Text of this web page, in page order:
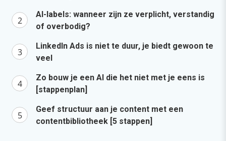
AI-labels: wanneer zijn ze verplicht, verstandig
of overbodig?
LinkedIn Ads is niet te duur, je biedt gewoon te
veel
Zo bouw je een AI die het niet met je eens is
[stappenplan]
Geef structuur aan je content met een
contentbibliotheek [5 stappen]